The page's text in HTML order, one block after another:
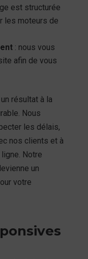
est structurée
les moteurs de
: nous vous
afin de vous
résultat à la
Nous
les délais,
nos clients et à
Notre
un
votre